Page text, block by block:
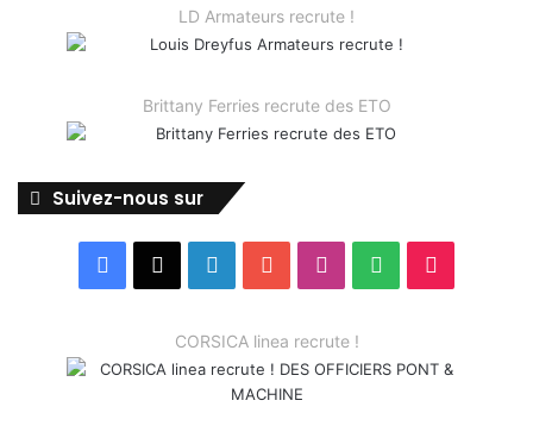
LD Armateurs recrute !
Brittany Ferries recrute des ETO
Suivez-nous sur
Facebook
X LinkedinYouTubeInstagram
Spotify
CORSICA linea recrute !